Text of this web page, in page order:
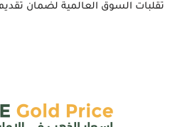
تقلبات السوق العالمية لضمان